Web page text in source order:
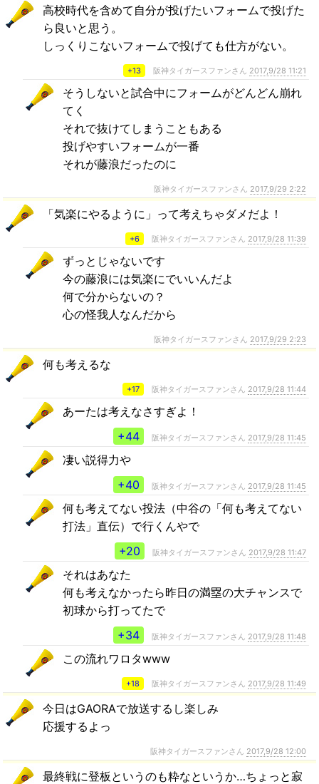
高校時代を含めて自分が投げたいフォームで投げた
ら良いと思う。
しっくりこないフォームで投げても仕方がない。
+13 阪神タイガースファンさん 2017,9/28 11:21
そうしないと試合中にフォームがどんどん崩れ
てく
それで抜けてしまうこともある
投げやすいフォームが一番
それが藤浪だったのに
阪神タイガースファンさん 2017,9/29 2:22
「気楽にやるように」って考えちゃダメだよ！
+6 阪神タイガースファンさん 2017,9/28 11:39
ずっとじゃないです
今の藤浪には気楽にでいいんだよ
何で分からないの？
心の怪我人なんだから
阪神タイガースファンさん 2017,9/29 2:23
何も考えるな
+17 阪神タイガースファンさん 2017,9/28 11:44
あーたは考えなさすぎよ！
+44
阪神タイガースファンさん 2017,9/28 11:45
凄い説得力や
+40
阪神タイガースファンさん 2017,9/28 11:45
何も考えてない投法（中谷の「何も考えてない
打法」直伝）で行くんやで
+20
阪神タイガースファンさん 2017,9/28 11:47
それはあなた
何も考えなかったら昨日の満塁の大チャンスで
初球から打ってたで
+34
阪神タイガースファンさん 2017,9/28 11:48
この流れワロタwww
+18 阪神タイガースファンさん 2017,9/28 11:49
今日はGAORAで放送するし楽しみ
応援するよっ
阪神タイガースファンさん 2017,9/28 12:00
最終戦に登板というのも粋なというか…ちょっと寂